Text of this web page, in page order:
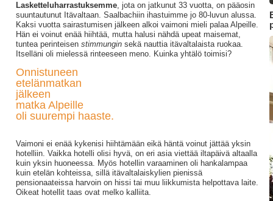
Lasketteluharrastuksemme, jota on jatkunut 33 vuotta, on pääosin
suuntautunut Itävaltaan. Saalbachiin ihastuimme jo 80-luvun alussa.
Kaksi vuotta sairastumisen jälkeen alkoi vaimoni mieli palaa Alpeille.
Hän ei voinut enää hiihtää, mutta halusi nähdä upeat maisemat,
tuntea perinteisen stimmungin sekä nauttia itävaltalaista ruokaa.
Itselläni oli mielessä rinteeseen meno. Kuinka yhtälö toimisi?
Onnistuneen
etelänmatkan
jälkeen
matka Alpeille
oli suurempi haaste.
Vaimoni ei enää kykenisi hiihtämään eikä häntä voinut jättää yksin
hotelliin. Vaikka hotelli olisi hyvä, on eri asia viettää iltapäivä altaalla
kuin yksin huoneessa. Myös hotellin varaaminen oli hankalampaa
kuin etelän kohteissa, sillä itävaltalaiskylien pienissä
pensionaateissa harvoin on hissi tai muu liikkumista helpottava laite.
Oikeat hotellit taas ovat melko kalliita.